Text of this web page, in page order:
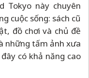
Tokyo này chuyên
cuộc sống: sách cũ
đồ chơi và chủ đề
những tấm ảnh xưa
có khả năng cao